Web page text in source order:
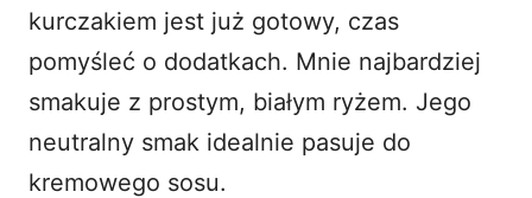
kurczakiem jest już gotowy, czas
pomyśleć o dodatkach. Mnie najbardziej
smakuje z prostym, białym ryżem. Jego
neutralny smak idealnie pasuje do
kremowego sosu.